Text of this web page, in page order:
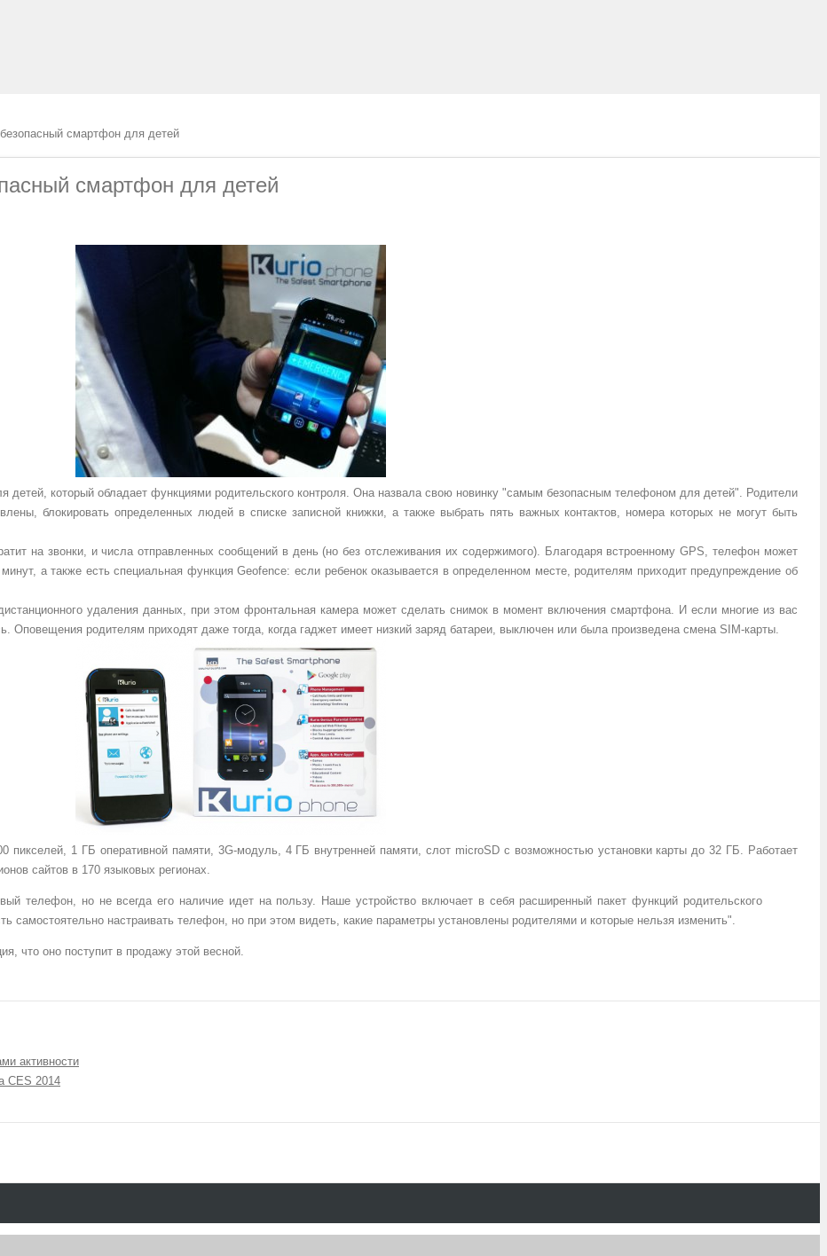
смартфон для детей
смартфон для детей
детей, который обладает функциями родительского контроля. Она назвала свою новинку "самым безопасным телефоном для детей". Родители
блокировать определенных людей в списке записной книжки, а также выбрать пять важных контактов, номера которых не могут быть
на звонки, и числа отправленных сообщений в день (но без отслеживания их содержимого). Благодаря встроенному GPS, телефон может
а также есть специальная функция Geofence: если ребенок оказывается в определенном месте, родителям приходит предупреждение об
удаления данных, при этом фронтальная камера может сделать снимок в момент включения смартфона. И если многие из вас
Оповещения родителям приходят даже тогда, когда гаджет имеет низкий заряд батареи, выключен или была произведена смена SIM-карты.
1 ГБ оперативной памяти, 3G-модуль, 4 ГБ внутренней памяти, слот microSD с возможностью установки карты до 32 ГБ. Работает
сайтов в 170 языковых регионах.
телефон, но не всегда его наличие идет на пользу. Наше устройство включает в себя расширенный пакет функций родительского
самостоятельно настраивать телефон, но при этом видеть, какие параметры установлены родителями и которые нельзя изменить".
что оно поступит в продажу этой весной.
активности
CES 2014